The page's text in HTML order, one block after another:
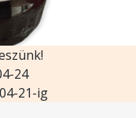
24
21-ig